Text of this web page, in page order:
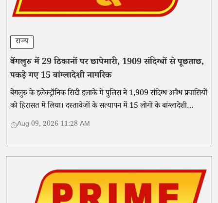
राज्य
बेंगलुरु में 29 ठिकानों पर छापेमारी, 1909 संदिग्धों से पूछताछ,
पकड़े गए 15 बांग्लादेशी नागरिक
बेंगलुरु के इलेक्ट्रॉनिक सिटी इलाके में पुलिस ने 1,909 संदिग्ध अवैध प्रवासियों
को हिरासत में लिया। दस्तावेजों के सत्यापन में 15 लोगों के बांग्लादेशी
नागरिक होने की पुष्टि हुई है।
Aug 09, 2026 11:28 AM